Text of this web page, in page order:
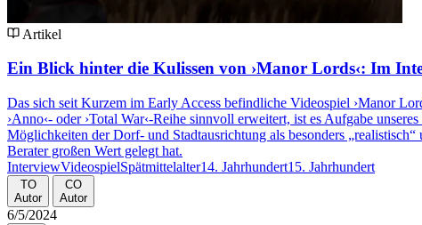
Artikel
Ein Blick hinter die Kulissen von ›Manor Lords‹: Im
Das sich seit Kurzem im Early Access befindliche Videospiel ›Manor
›Anno‹- oder ›Total War‹-Reihe sinnvoll erweitert, ist es Aufgabe
Möglichkeiten der Dorf- und Stadtausrichtung als besonders
Berater großen Wert gelegt hat.
InterviewVideospielSpätmittelalter14. Jahrhundert15. Jahrhundert
TO
Autor
CO
Autor
6/5/2024